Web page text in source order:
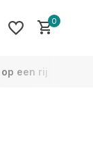
0
een rij